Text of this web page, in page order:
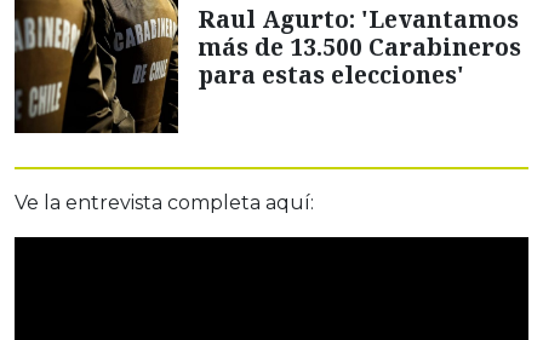
Raul Agurto: 'Levantamos
más de 13.500 Carabineros
para estas elecciones'
Ve la entrevista completa aquí: